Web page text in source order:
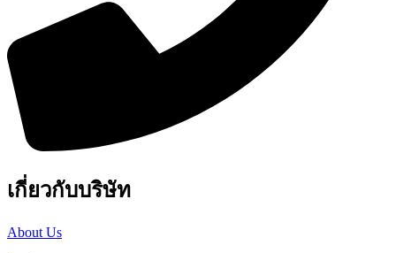
เกี่ยวกับบริษัท
About Us